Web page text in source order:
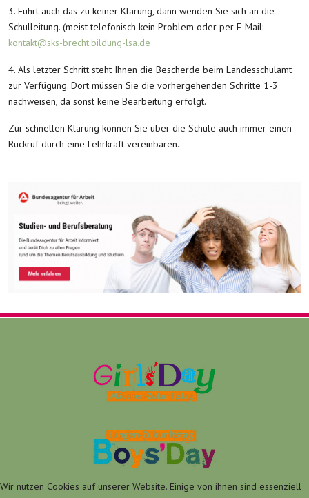
3. Führt auch das zu keiner Klärung, dann wenden Sie sich an die
Schulleitung. (meist telefonisch kein Problem oder per E-Mail:
kontakt@sks-brecht.bildung-lsa.de
4. Als letzter Schritt steht Ihnen die Bescherde beim Landesschulamt
zur Verfügung. Dort müssen Sie die vorhergehenden Schritte 1-3
nachweisen, da sonst keine Bearbeitung erfolgt.
Zur schnellen Klärung können Sie über die Schule auch immer einen
Rückruf durch eine Lehrkraft vereinbaren.
Wir nutzen Cookies auf unserer Website. Einige von ihnen sind essenziell